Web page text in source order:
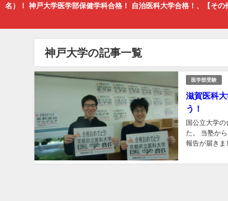
名）！ 神戸大学医学部保健学科合格！ 自治医科大学合格！、【そ
神戸大学の記事一覧
医学部受験
滋賀医科
う！
国公立大学
た。 当塾か
報告が届きま